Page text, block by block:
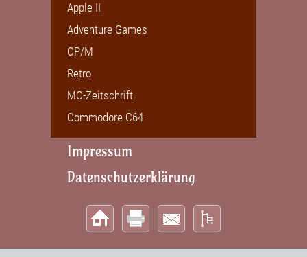
Apple II
Adventure Games
CP/M
Retro
MC-Zeitschrift
Commodore C64
Impressum
Datenschutzerklärung